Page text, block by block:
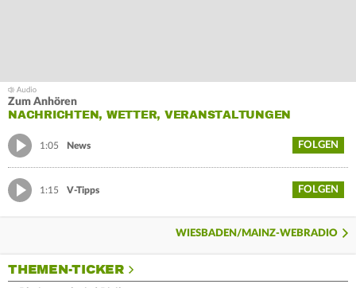
Zum Anhören
NACHRICHTEN, WETTER, VERANSTALTUNGEN
1:05 News FOLGEN
1:15 V-Tipps FOLGEN
WIESBADEN/MAINZ-WEBRADIO
THEMEN-TICKER